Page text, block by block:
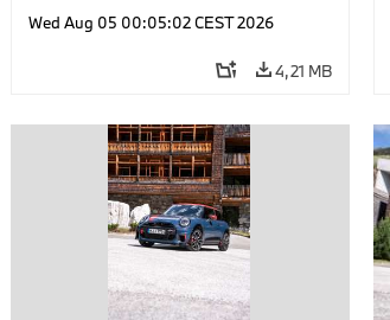
Wed Aug 05 00:05:02 CEST 2026
4,21 MB